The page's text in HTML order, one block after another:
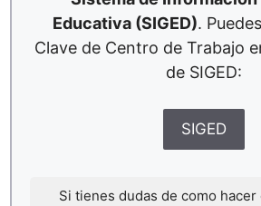
Educativa (SIGED).
Clave de Centro de Trabajo
de SIGED:
SIGED
Si tienes dudas de como